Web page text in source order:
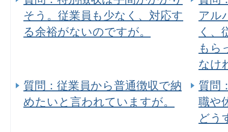
そう。従業員も少なく、対応す
る余裕がないのですが。
アル
く、
もら
なけ
質問：従業員から普通徴収で納
めたいと言われていますが。
質問
職や
どう